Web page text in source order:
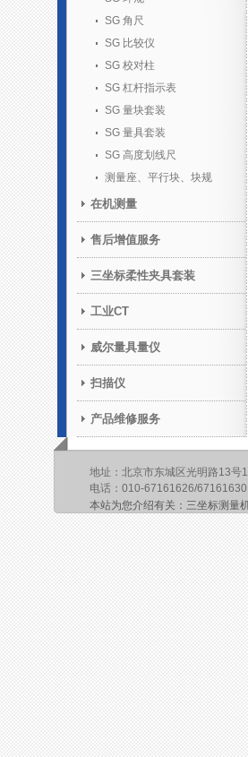
SG 角尺
SG 比较仪
SG 校对柱
SG 杠杆指示表
SG 量块套装
SG 量具套装
SG 高度划线尺
测量座、平行块、块规
在机测量
售后增值服务
三坐标柔性夹具套装
工业CT
威尔量具量仪
扫描仪
产品维修服务
地址：北京市东城区光明路13
电话：010-67161626/
本站为您介绍有关：三坐标测量